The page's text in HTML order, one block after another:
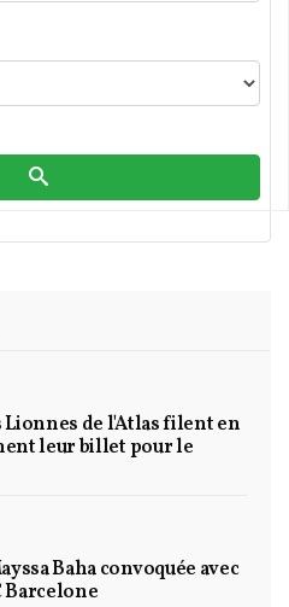
Lionnes de l'Atlas filent en
leur billet pour le
Baha convoquée avec
Barcelone